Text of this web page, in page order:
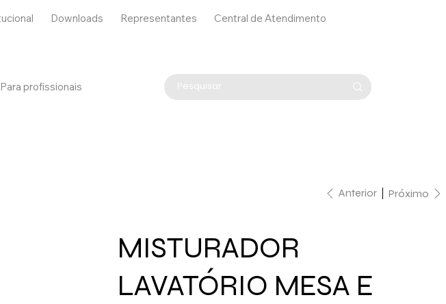
Downloads Representantes Central de Atendimento
Para profissionais
Anterior Próximo
MISTURADOR
LAVATÓRIO MESA E